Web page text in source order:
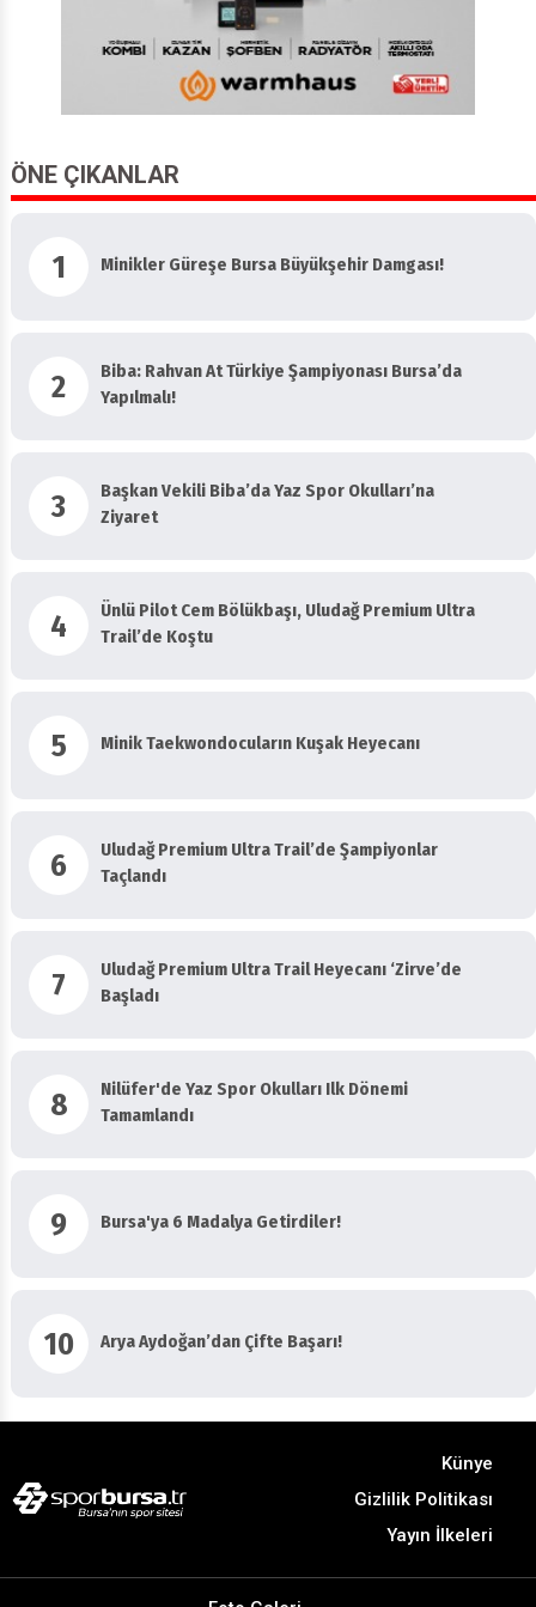
ÖNE ÇIKANLAR
1 Minikler Güreşe Bursa Büyükşehir Damgası!
2
Biba: Rahvan At Türkiye Şampiyonası Bursa’da
Yapılmalı!
3
Başkan Vekili Biba’da Yaz Spor Okulları’na
Ziyaret
4
Ünlü Pilot Cem Bölükbaşı, Uludağ Premium Ultra
Trail’de Koştu
5 Minik Taekwondocuların Kuşak Heyecanı
6
Uludağ Premium Ultra Trail’de Şampiyonlar
Taçlandı
7
Uludağ Premium Ultra Trail Heyecanı ‘Zirve’de
Başladı
8
Nilüfer'de Yaz Spor Okulları Ilk Dönemi
Tamamlandı
9 Bursa'ya 6 Madalya Getirdiler!
10 Arya Aydoğan’dan Çifte Başarı!
Künye
Gizlilik Politikası
Yayın İlkeleri